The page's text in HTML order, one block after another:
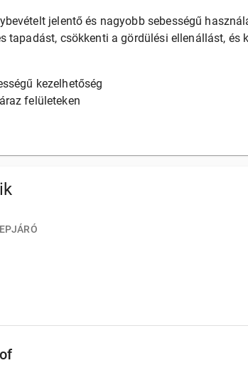
jelentő és nagyobb sebességű
tapadást, csökkenti a gördülési ellenállást, és
kezelhetőség
felületeken